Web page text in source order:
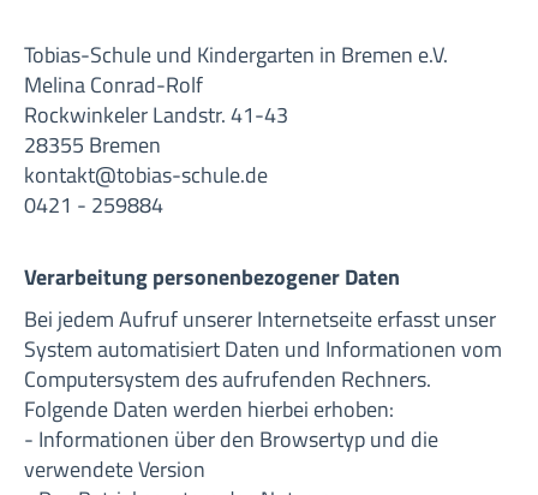
Tobias-Schule und Kindergarten in Bremen e.V.
Melina Conrad-Rolf
Rockwinkeler Landstr. 41-43
28355 Bremen
kontakt@tobias-schule.de
0421 - 259884
Verarbeitung personenbezogener Daten
Bei jedem Aufruf unserer Internetseite erfasst unser
System automatisiert Daten und Informationen vom
Computersystem des aufrufenden Rechners.
Folgende Daten werden hierbei erhoben:
- Informationen über den Browsertyp und die
verwendete Version